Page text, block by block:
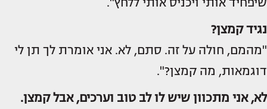
נגיד קמצן?
"מהמם, חולה על זה. סתם, לא. אני אומרת לך תן לי
דוגמאות, מה קמצן?".
לא, אני מתכוון שיש לו לב טוב וערכים, אבל קמצן.